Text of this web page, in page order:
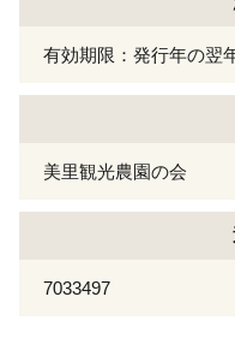
有効期限：発行年の翌
美里観光農園の会
7033497